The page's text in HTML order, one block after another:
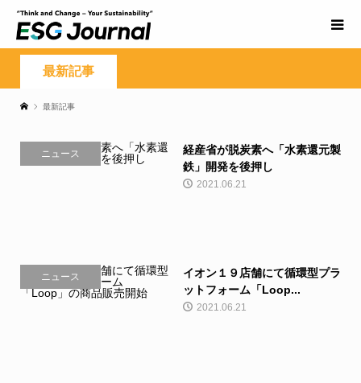
最新記事
最新記事
ニュース
経産省が脱炭素へ「水素還元製
鉄」開発を後押し
2021.06.21
ニュース
イオン１９店舗にて循環型プラ
ットフォーム「Loop...
2021.06.21